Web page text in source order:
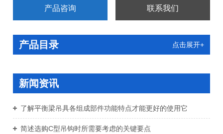
产品咨询 联系我们
产品目录 点击展开+
新闻资讯
了解平衡梁吊具各组成部件功能特点才能更好的使用它
简述选购C型吊钩时所需要考虑的关键要点